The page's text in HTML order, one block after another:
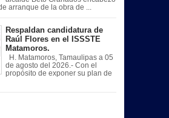
arranque de la obra de ...
Respaldan candidatura de
Raúl Flores en el ISSSTE
Matamoros.
H. Matamoros, Tamaulipas a 05
de agosto del 2026.- Con el
propósito de exponer su plan de